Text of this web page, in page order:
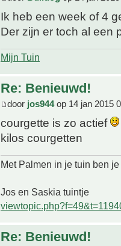
Ik heb een week of 4
Der zijn er toch al een
Mijn Tuin
Re: Benieuwd!
door jos944op 14 jan 2015
courgette is zo actief
kilos courgetten
Met Palmen in je tuin ben
Jos en Saskia tuintje
Re: Benieuwd!